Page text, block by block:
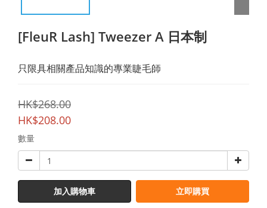
[FleuR Lash] Tweezer A 日本制
只限具相關產品知識的專業睫毛師
HK$268.00
HK$208.00
數量
加入購物車 立即購買